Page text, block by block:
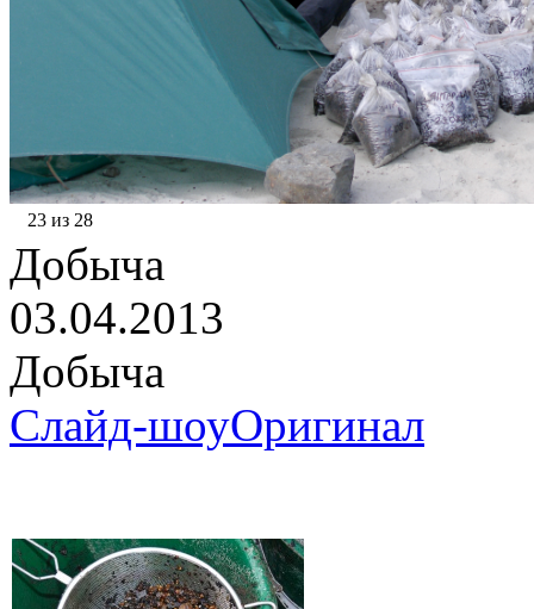
23 из 28
Добыча
03.04.2013
Добыча
Слайд-шоуОригинал